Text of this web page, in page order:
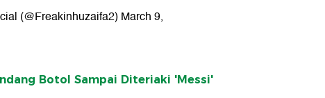
(@Freakinhuzaifa2)March 9,
Botol Sampai Diteriaki 'Messi'